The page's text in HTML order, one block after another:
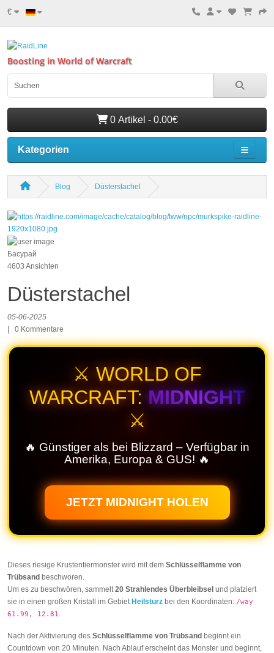
€
Boosting in World of Warcraft
0 Artikel - 0.00€
Kategorien
Blog Düsterstachel
Басурай
4603 Ansichten
Düsterstachel
05-06-2025
| 0 Kommentare
⚔️ WORLD OF
WARCRAFT: MIDNIGHT
⚔️
🔥 Günstiger als bei Blizzard – Verfügbar in
Amerika, Europa & GUS! 🔥
JETZT MIDNIGHT HOLEN
Dieses riesige Krustentiermonster wird mit dem Schlüsselflamme von
Trübsand beschworen.
Um es zu beschwören, sammelt 20 Strahlendes Überbleibsel und platziert
sie in einen großen Kristall im Gebiet Heilsturz bei den Koordinaten: /way
61.99, 12.81
Nach der Aktivierung des Schlüsselflamme von Trübsand beginnt ein
Countdown von 20 Minuten. Nach Ablauf erscheint das Monster und beginnt,